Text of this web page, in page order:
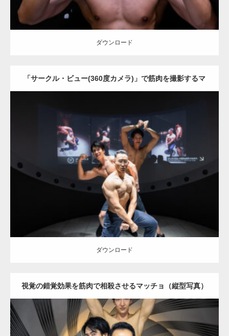
ダウンロード
「サークル・ビュー(360度カメラ)」で筋肉を撮影するマ
Update:2025.10.30
科学技術館のマッチョ オレンジの人 SOSUKE 外資系筋肉
AKIHITO(細マッチョ) 大胸筋 千代田区（東京）
ダウンロード
ダウンロード
視覚の錯覚効果を筋肉で相殺させるマッチョ（縦型写真）